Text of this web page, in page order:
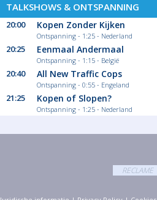
TALKSHOWS & ONTSPANNING
20:00 Kopen Zonder Kijken
Ontspanning - 1:25 - Nederland
20:25 Eenmaal Andermaal
Ontspanning - 1:15 - België
20:40 All New Traffic Cops
Ontspanning - 0:55 - Engeland
21:25 Kopen of Slopen?
Ontspanning - 1:25 - Nederland
RECLAME